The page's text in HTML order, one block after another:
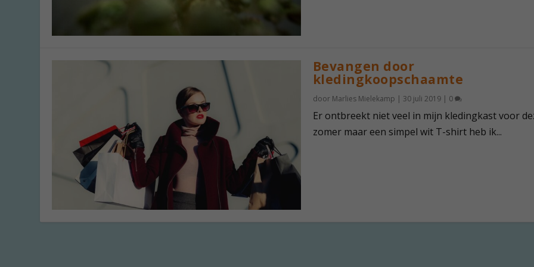
Bevangen door
kledingkoopschaamte
door Marlies Mielekamp | 30 juli 2019| 0
Er ontbreekt niet veel in mijn kledingkast voor
zomer maar een simpel wit T-shirt heb ik...